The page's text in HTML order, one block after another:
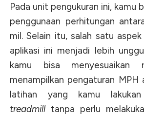
Pada unit pengukuran ini, kamu
penggunaan perhitungan
mil. Selain itu, salah satu
aplikasi ini menjadi lebih
kamu bisa menyesuaikan
menampilkan pengaturan MPH
latihan yang kamu lakukan
treadmilltanpa perlu